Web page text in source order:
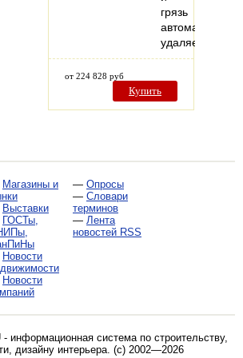
грязь
автоматически
удаляется…
от 224 828 руб
Купить
Магазины и
Выставки
ГОСТы,
Новости
Новости
— Опросы
— Словари
терминов
— Лента
новостей RSS
- информационная система по строительству,
дизайну интерьера. (c) 2002—2026